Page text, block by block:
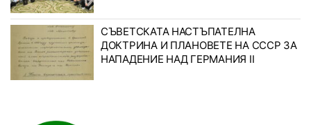
СЪВЕТСКАТА НАСТЪПАТЕЛНА
ДОКТРИНА И ПЛАНОВЕТЕ НА СССР ЗА
НАПАДЕНИЕ НАД ГЕРМАНИЯ II